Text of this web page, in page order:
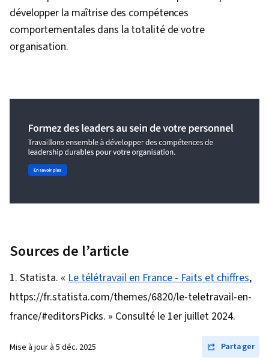
développer la maîtrise des compétences
comportementales dans la totalité de votre
organisation.
Sources de l’article
Statista. « Le télétravail en France - Faits et chiffres,
https://fr.statista.com/themes/6820/le-teletravail-en-
france/#editorsPicks. » Consulté le 1er juillet 2024.
Mise à jour à 5 déc. 2025
Partager